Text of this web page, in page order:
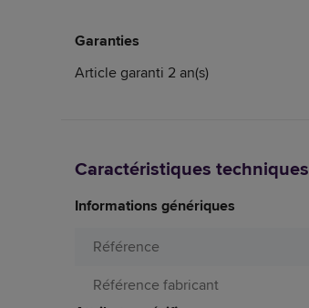
Garanties
Article garanti 2 an(s)
Caractéristiques techniques
Informations génériques
Référence
Référence fabricant